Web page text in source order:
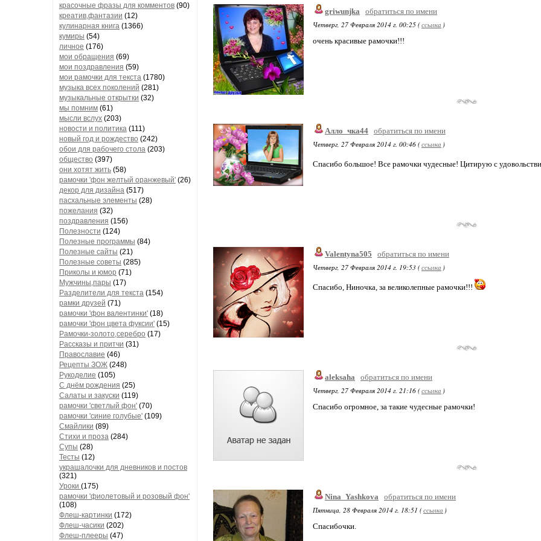
красочные фразы для комментов (90)
креатив,фантазии (12)
кулинарная книга (1366)
кумиры (54)
личное (176)
мои обращения (69)
мои поздравления (59)
мои рамочки для текста (1780)
музыка всех поколений (281)
музыкальные открытки (32)
мы помним (61)
мысли вслух (203)
новости и политика (111)
новый год и рождество (242)
обои для рабочего стола (203)
общество (397)
они хотят жить (58)
рамочки 'фон желтый оранжевый' (26)
декор для дизайна (517)
пасхальные элементы (28)
пожелания (32)
поздравления (156)
Полезности (124)
Полезные программы (84)
Полезные сайты (21)
Полезные советы (285)
Приколы и юмор (71)
Мужчины,пары (17)
Разделители для текста (154)
рамки друзей (71)
рамочки 'фон валентинки' (18)
рамочки 'фон цвета фуксии' (15)
Рамочки-золото,серебро (17)
Рассказы и притчи (31)
Православие (46)
Рецепты ЗОЖ (248)
Рукоделие (105)
С днём рождения (25)
Салаты и закуски (119)
рамочки 'светлый фон' (70)
рамочки 'синие голубые' (109)
Смайлики (89)
Стихи и проза (284)
Супы (28)
Тесты (12)
украшалочки для дневников и постов
(321)
Уроки (175)
рамочки 'фиолетовый и розовый фон'
(108)
Флеш-картинки (172)
Флеш-часики (202)
Флеш-плееры (47)
griwunjka
обратиться по имени
Четверг, 27 Февраля 2014 г. 00:25 (ссылка )
очень красивые рамочки!!!
Алло_чка44 обратиться по имени
Четверг, 27 Февраля 2014 г. 00:46 (ссылка )
Спасибо большое! Все рамочки чудесные! Цитирую с
Valentyna505
обратиться по имени
Четверг, 27 Февраля 2014 г. 19:53 (ссылка )
Спасибо, Ниночка, за великолепные рамочки!!!
aleksaha
обратиться по имени
Четверг, 27 Февраля 2014 г. 21:16 (ссылка )
Спасибо огромное, за такие чудесные рамочки!
Nina_Yashkova
обратиться по имени
Пятница, 28 Февраля 2014 г. 18:51 (ссылка )
Спасибочки.